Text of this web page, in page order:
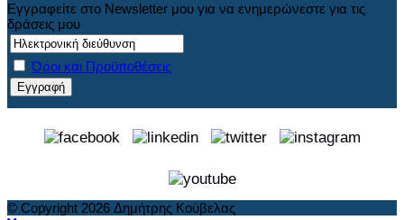
Εγγραφείτε στο Newsletter μου για να ενημερώνεστε για τις
δράσεις μου
Όροι και Προϋποθέσεις
© Copyright 2026 Δημήτρης Κούβελας